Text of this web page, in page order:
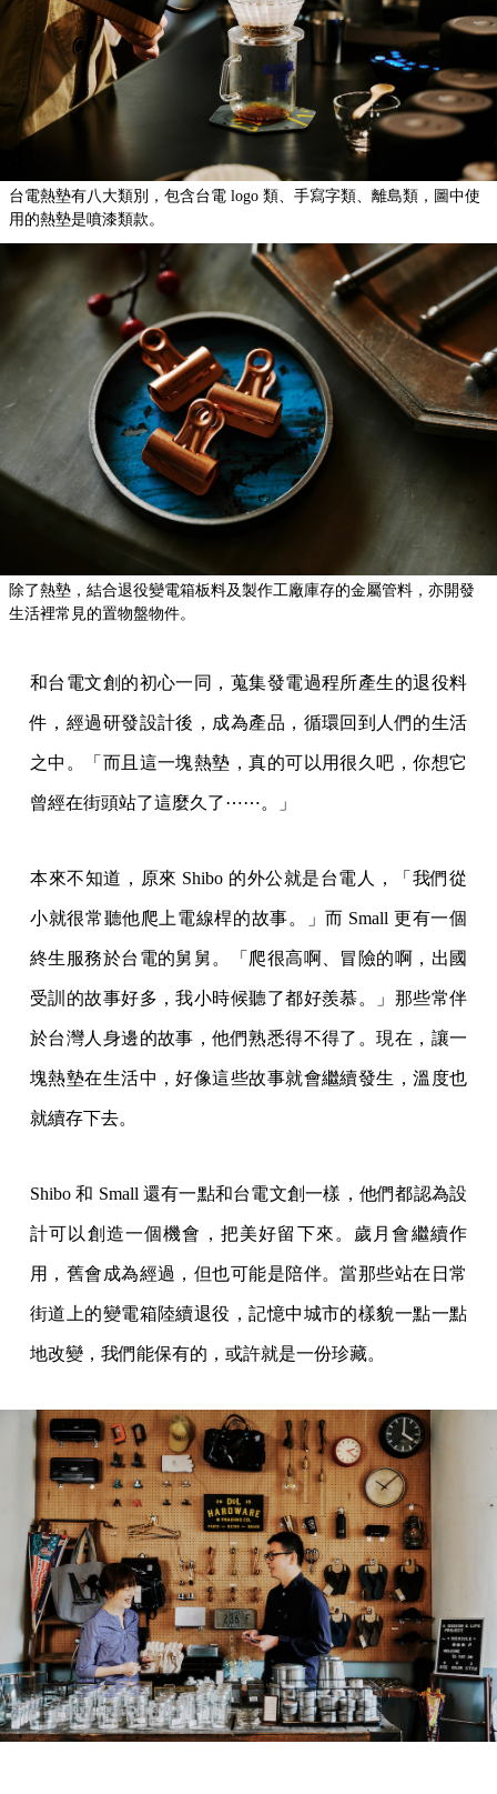
台電熱墊有八大類別，包含台電 logo 類、手寫字類、離島類，圖中使
用的熱墊是噴漆類款。
除了熱墊，結合退役變電箱板料及製作工廠庫存的金屬管料，亦開發
生活裡常見的置物盤物件。
和台電文創的初心一同，蒐集發電過程所產生的退役料
件，經過研發設計後，成為產品，循環回到人們的生活
之中。「而且這一塊熱墊，真的可以用很久吧，你想它
曾經在街頭站了這麼久了⋯⋯。」
本來不知道，原來 Shibo 的外公就是台電人，「我們從
小就很常聽他爬上電線桿的故事。」而 Small 更有一個
終生服務於台電的舅舅。「爬很高啊、冒險的啊，出國
受訓的故事好多，我小時候聽了都好羨慕。」那些常伴
於台灣人身邊的故事，他們熟悉得不得了。現在，讓一
塊熱墊在生活中，好像這些故事就會繼續發生，溫度也
就續存下去。
Shibo 和 Small 還有一點和台電文創一樣，他們都認為設
計可以創造一個機會，把美好留下來。歲月會繼續作
用，舊會成為經過，但也可能是陪伴。當那些站在日常
街道上的變電箱陸續退役，記憶中城市的樣貌一點一點
地改變，我們能保有的，或許就是一份珍藏。